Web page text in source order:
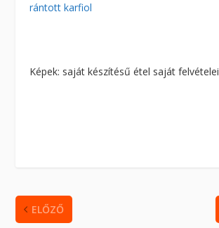
rántott karfiol
Képek: saját készítésű étel saját felvételei
ELŐZŐ